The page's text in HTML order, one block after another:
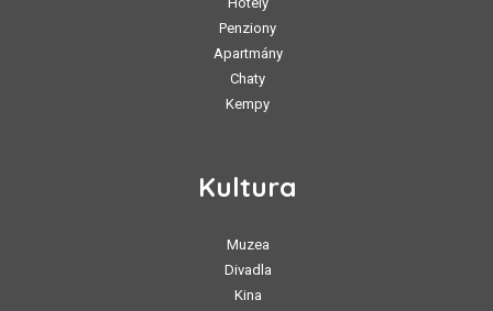
Penziony
Apartmány
Chaty
Kempy
Kultura
Muzea
Divadla
Kina